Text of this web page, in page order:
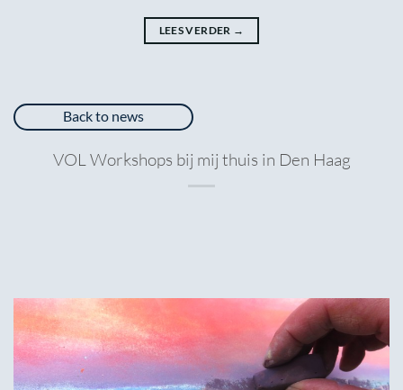
LEES VERDER →
Back to news
VOL Workshops bij mij thuis in Den Haag